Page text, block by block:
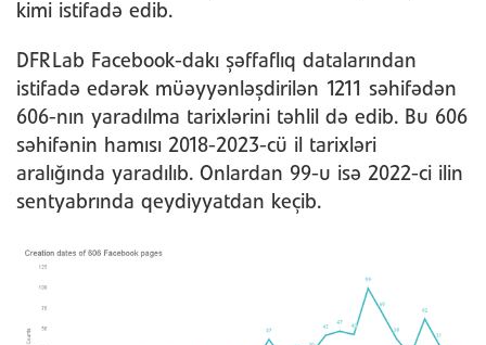
kimi istifadə edib.
DFRLab Facebook-dakı şəffaflıq datalarından
istifadə edərək müəyyənləşdirilən 1211 səhifədən
606-nın yaradılma tarixlərini təhlil də edib. Bu 606
səhifənin hamısı 2018-2023-cü il tarixləri
aralığında yaradılıb. Onlardan 99-u isə 2022-ci ilin
sentyabrında qeydiyyatdan keçib.